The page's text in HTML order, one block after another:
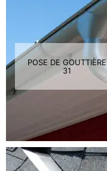
POSE DE GOUTTIÈRE
31